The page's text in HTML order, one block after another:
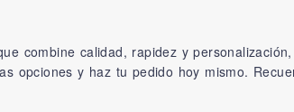
combine calidad, rapidez y
opciones y haz tu pedido hoy mismo.